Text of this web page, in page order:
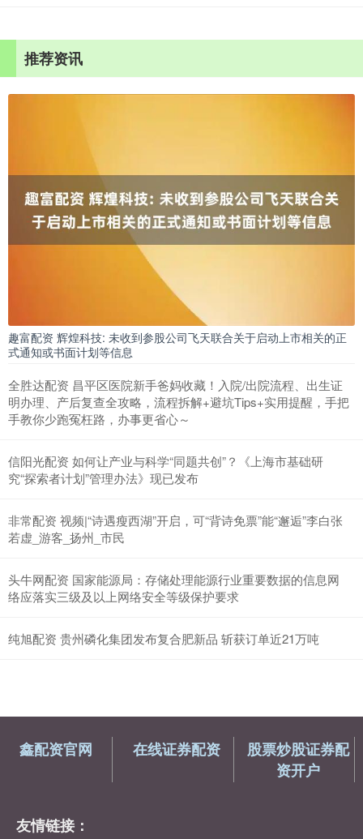
推荐资讯
趣富配资 辉煌科技: 未收到参股公司飞天联合关于启动上市相关的正
式通知或书面计划等信息
全胜达配资 昌平区医院新手爸妈收藏！入院/出院流程、出生证
明办理、产后复查全攻略，流程拆解+避坑Tips+实用提醒，手把
手教你少跑冤枉路，办事更省心～
信阳光配资 如何让产业与科学“同题共创”？《上海市基础研
究“探索者计划”管理办法》现已发布
非常配资 视频|“诗遇瘦西湖”开启，可“背诗免票”能“邂逅”李白张
若虚_游客_扬州_市民
头牛网配资 国家能源局：存储处理能源行业重要数据的信息网
络应落实三级及以上网络安全等级保护要求
纯旭配资 贵州磷化集团发布复合肥新品 斩获订单近21万吨
鑫配资官网 在线证券配资
股票炒股证券配
资开户
友情链接：